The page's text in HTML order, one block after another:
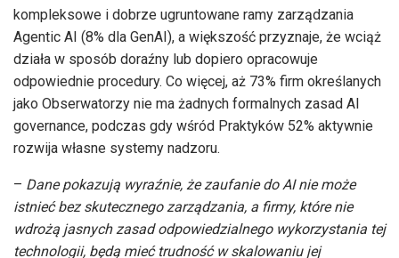
kompleksowe i dobrze ugruntowane ramy zarządzania
Agentic AI (8% dla GenAI), a większość przyznaje, że wciąż
działa w sposób doraźny lub dopiero opracowuje
odpowiednie procedury. Co więcej, aż 73% firm określanych
jako Obserwatorzy nie ma żadnych formalnych zasad AI
governance, podczas gdy wśród Praktyków 52% aktywnie
rozwija własne systemy nadzoru.
– Dane pokazują wyraźnie, że zaufanie do AI nie może
istnieć bez skutecznego zarządzania, a firmy, które nie
wdrożą jasnych zasad odpowiedzialnego wykorzystania tej
technologii, będą mieć trudność w skalowaniu jej